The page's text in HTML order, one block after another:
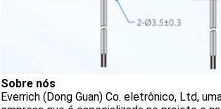
Sobre nós
Everrich (Dong Guan) Co. eletrônico, Ltd,